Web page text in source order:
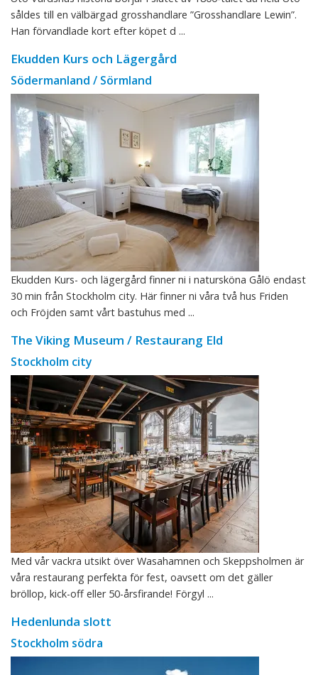
såldes till en välbärgad grosshandlare ”Grosshandlare Lewin”.
Han förvandlade kort efter köpet d ...
Ekudden Kurs och Lägergård
Södermanland / Sörmland
Ekudden Kurs- och lägergård finner ni i natursköna Gålö endast
30 min från Stockholm city. Här finner ni våra två hus Friden
och Fröjden samt vårt bastuhus med ...
The Viking Museum / Restaurang Eld
Stockholm city
Med vår vackra utsikt över Wasahamnen och Skeppsholmen är
våra restaurang perfekta för fest, oavsett om det gäller
bröllop, kick-off eller 50-årsfirande! Förgyl ...
Hedenlunda slott
Stockholm södra